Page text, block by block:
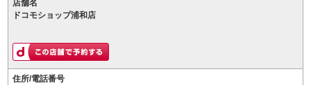
店舗名
ドコモショップ浦和店
住所/電話番号